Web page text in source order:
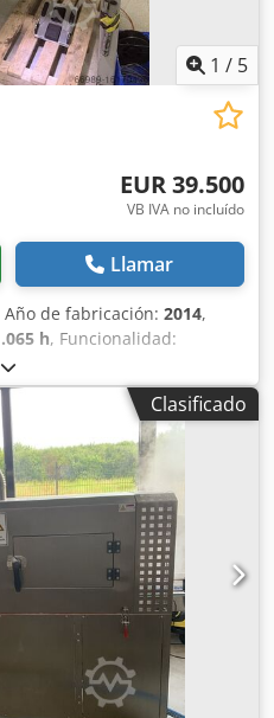
1 / 5
EUR 39.500
VB IVA no incluído
Llamar
Año de fabricación: 2014,
h, Funcionalidad:
de máquina/vehículo:
láser ALPHA LASER ALM 200
por Alpha Laser GmbH,
2017. Esta soldadora láser
láser de 200 W
lo que permite la
componentes de
inyección, herramientas y
ubicación
realiza en modo
de soldadura láser
que permite el
a soldar. El control se
joystick y pedal
en muy buen estado
Clasificado